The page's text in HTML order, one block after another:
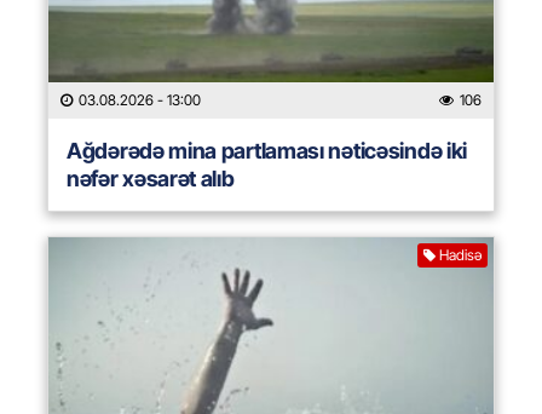
03.08.2026 - 13:00 106
Ağdərədə mina partlaması nəticəsində iki
nəfər xəsarət alıb
Hadisə